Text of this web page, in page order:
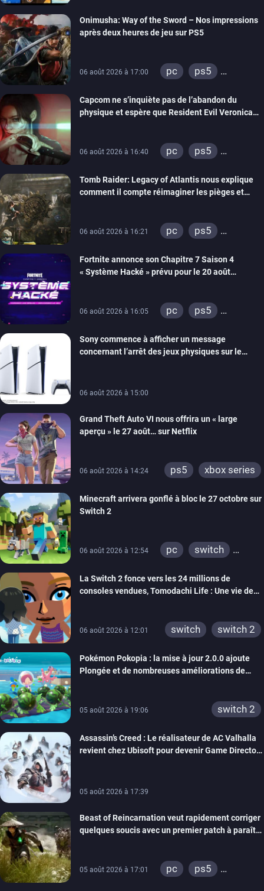
switch 2
Onimusha: Way of the Sword – Nos impressions
après deux heures de jeu sur PS5
06 août 2026 à 17:00 pc
ps5
switch 2
Capcom ne s’inquiète pas de l’abandon du
physique et espère que Resident Evil Veronica
06 août 2026 à 16:40 pc
ps5
switch 2
Tomb Raider: Legacy of Atlantis nous explique
comment il compte réimaginer les pièges et
06 août 2026 à 16:21 pc
ps5
switch 2
Fortnite annonce son Chapitre 7 Saison 4
« Système Hacké » prévu pour le 20 août
06 août 2026 à 16:05 pc
ps5
switch
ios
android
ps4
Sony commence à afficher un message
concernant l’arrêt des jeux physiques sur le
06 août 2026 à 15:00
Grand Theft Auto VI nous offrira un « large
aperçu » le 27 août… sur Netflix
06 août 2026 à 14:24 ps5 xbox series
Minecraft arrivera gonflé à bloc le 27 octobre sur
Switch 2
06 août 2026 à 12:54 pc
switch
xbox one
wiiu
3ds
ps3
switch 2
La Switch 2 fonce vers les 24 millions de
consoles vendues, Tomodachi Life : Une vie de
06 août 2026 à 12:01 switch switch 2
Pokémon Pokopia : la mise à jour 2.0.0 ajoute
Plongée et de nombreuses améliorations de
05 août 2026 à 19:06 switch 2
Assassin’s Creed : Le réalisateur de AC Valhalla
revient chez Ubisoft pour devenir Game Director
05 août 2026 à 17:39
Beast of Reincarnation veut rapidement corriger
quelques soucis avec un premier patch à paraître
05 août 2026 à 17:01 pc
ps5